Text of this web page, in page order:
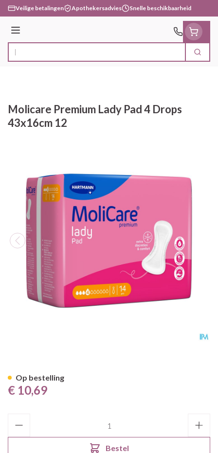
Ga naar de inhoud
Veilige betalingen Apothekersadvies Snelle beschikbaarheid
Menu
Product, merk, categorie... Zoek
Molicare Premium Lady Pad 4 Drops
43x16cm 12
€ 10,69
Bestel
Op bestelling